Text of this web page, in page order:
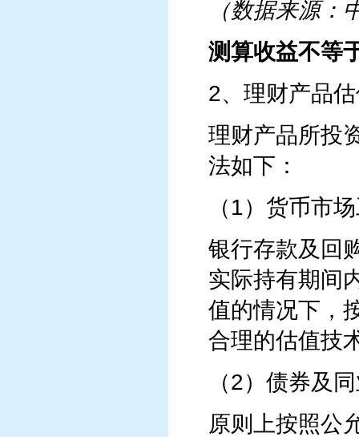
（数据来源
测算收益不等
2、理财产品
理财产品所投
法如下：
（1）货币市
银行存款及回
实际持有期间
值的情况下，
合理的估值技
（2）债券及
原则上按照公